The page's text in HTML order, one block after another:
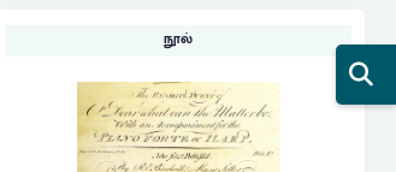
நூல்